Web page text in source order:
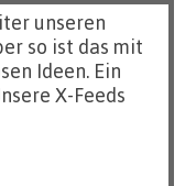
unseren
so ist das mit
Ideen. Ein
X-Feeds